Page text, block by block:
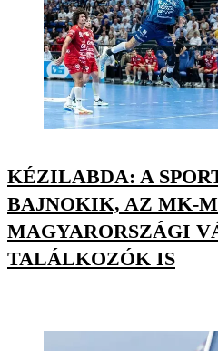
KÉZILABDA: A
BAJNOKIK, AZ MK-
MAGYARORSZÁGI
TALÁLKOZÓK IS